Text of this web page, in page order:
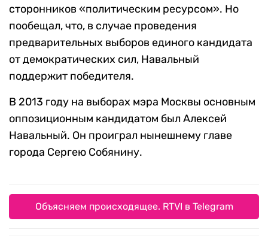
сторонников «политическим ресурсом». Но
пообещал, что, в случае проведения
предварительных выборов единого кандидата
от демократических сил, Навальный
поддержит победителя.
В 2013 году на выборах мэра Москвы основным
оппозиционным кандидатом был Алексей
Навальный. Он проиграл нынешнему главе
города Сергею Собянину.
Объясняем происходящее. RTVI в Telegram